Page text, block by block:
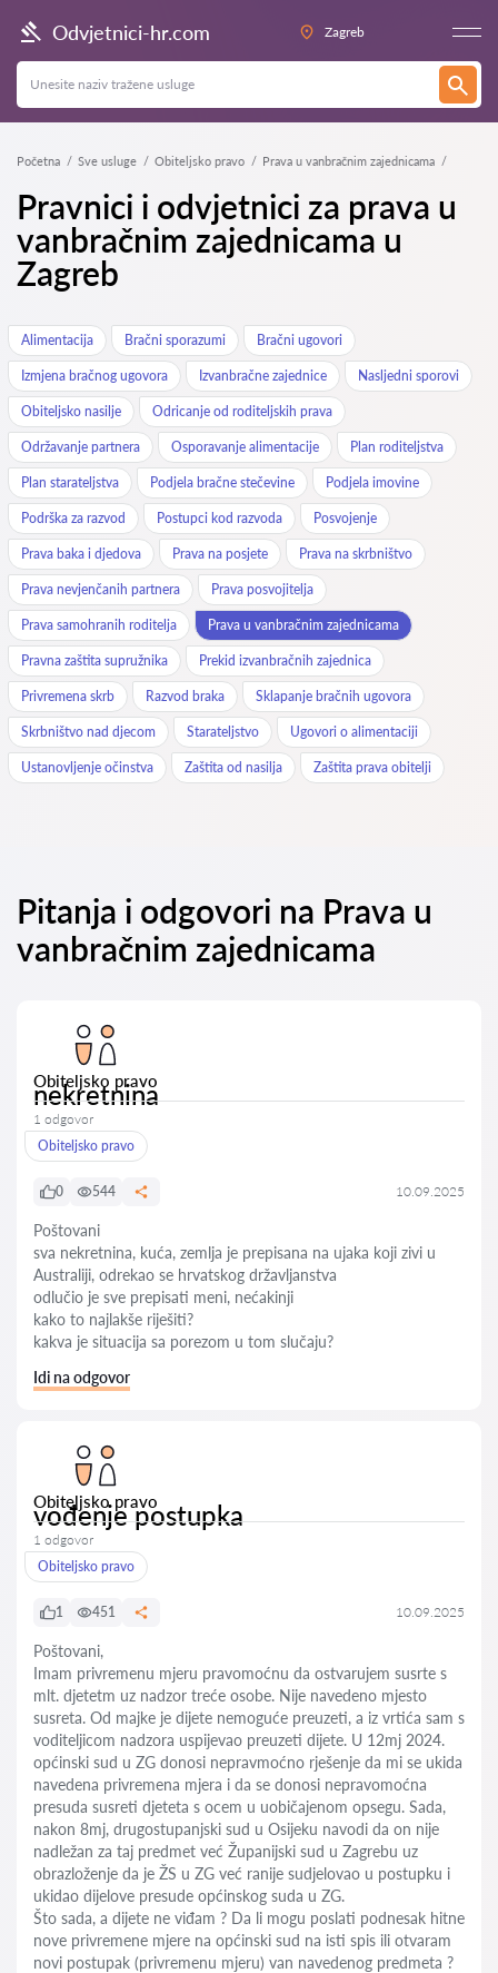
Odvjetnici-hr.com Zagreb
Početna Sve usluge Obiteljsko pravo Prava u vanbračnim zajednicama
Pravnici i odvjetnici za prava u
vanbračnim zajednicama u
Zagreb
Alimentacija Bračni sporazumi Bračni ugovori
Izmjena bračnog ugovora Izvanbračne zajednice Nasljedni sporovi
Obiteljsko nasilje Odricanje od roditeljskih prava
Održavanje partnera Osporavanje alimentacije Plan roditeljstva
Plan starateljstva Podjela bračne stečevine Podjela imovine
Podrška za razvod Postupci kod razvoda Posvojenje
Prava baka i djedova Prava na posjete Prava na skrbništvo
Prava nevjenčanih partnera Prava posvojitelja
Prava samohranih roditelja Prava u vanbračnim zajednicama
Pravna zaštita supružnika Prekid izvanbračnih zajednica
Privremena skrb Razvod braka Sklapanje bračnih ugovora
Skrbništvo nad djecom Starateljstvo Ugovori o alimentaciji
Ustanovljenje očinstva Zaštita od nasilja Zaštita prava obitelji
Pitanja i odgovori na Prava u
vanbračnim zajednicama
Obiteljsko pravo
nekretnina
1 odgovor
Obiteljsko pravo
0 544 10.09.2025
Poštovani
sva nekretnina, kuća, zemlja je prepisana na ujaka koji zivi u
Australiji, odrekao se hrvatskog državljanstva
odlučio je sve prepisati meni, nećakinji
kako to najlakše riješiti?
kakva je situacija sa porezom u tom slučaju?
Idi na odgovor
Obiteljsko pravo
vođenje postupka
1 odgovor
Obiteljsko pravo
1 451 10.09.2025
Poštovani,
Imam privremenu mjeru pravomoćnu da ostvarujem susrte s
mlt. djetetm uz nadzor treće osobe. Nije navedeno mjesto
susreta. Od majke je dijete nemoguće preuzeti, a iz vrtića sam s
voditeljicom nadzora uspijevao preuzeti dijete. U 12mj 2024.
općinski sud u ZG donosi nepravmoćno rješenje da mi se ukida
navedena privremena mjera i da se donosi nepravomoćna
presuda susreti djeteta s ocem u uobičajenom opsegu. Sada,
nakon 8mj, drugostupanjski sud u Osijeku navodi da on nije
nadležan za taj predmet već Županijski sud u Zagrebu uz
obrazloženje da je ŽS u ZG već ranije sudjelovao u postupku i
ukidao dijelove presude općinskog suda u ZG.
Što sada, a dijete ne viđam ? Da li mogu poslati podnesak hitne
nove privremene mjere na općinski sud na isti spis ili otvaram
novi postupak (privremenu mjeru) van navedenog predmeta ?